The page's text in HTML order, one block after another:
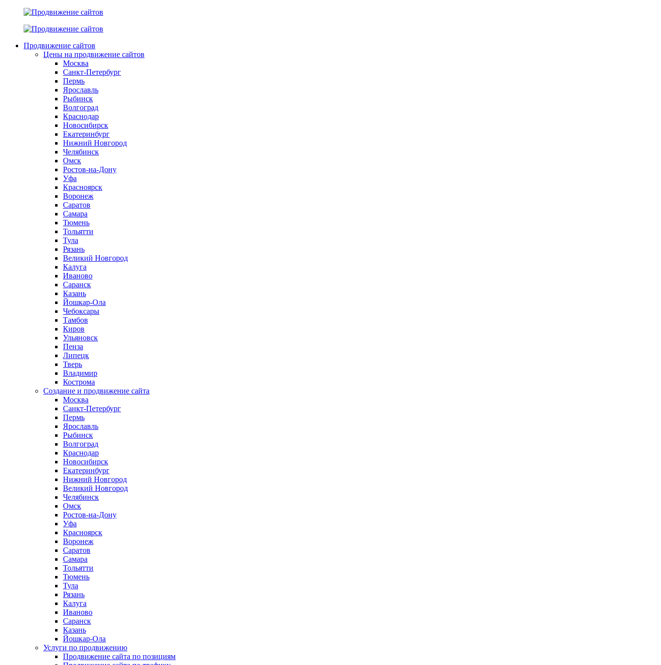
Продвижение сайтов
Цены на продвижение сайтов
Москва
Санкт-Петербург
Пермь
Ярославль
Рыбинск
Волгоград
Краснодар
Новосибирск
Екатеринбург
Нижний Новгород
Челябинск
Омск
Ростов-на-Дону
Уфа
Красноярск
Воронеж
Саратов
Самара
Тюмень
Тольятти
Тула
Рязань
Великий Новгород
Калуга
Иваново
Саранск
Казань
Йошкар-Ола
Чебоксары
Тамбов
Киров
Ульяновск
Пенза
Липецк
Тверь
Владимир
Кострома
Создание и продвижение сайта
Москва
Санкт-Петербург
Пермь
Ярославль
Рыбинск
Волгоград
Краснодар
Новосибирск
Екатеринбург
Нижний Новгород
Великий Новгород
Челябинск
Омск
Ростов-на-Дону
Уфа
Красноярск
Воронеж
Саратов
Самара
Тольятти
Тюмень
Тула
Рязань
Калуга
Иваново
Саранск
Казань
Йошкар-Ола
Услуги по продвижению
Продвижение сайта по позициям